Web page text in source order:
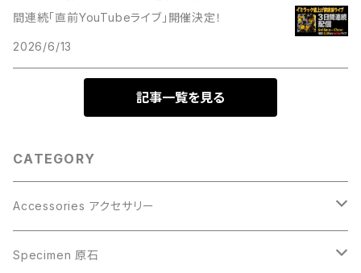
間連続「直前YouTubeライブ」開催決定！
2026/6/13
記事一覧を見る
CATEGORY
Accessories アクセサリー
Gibeon ギベオン
Specimen 原石